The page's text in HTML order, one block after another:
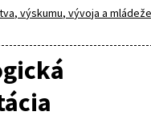
výskumu, vývoja a